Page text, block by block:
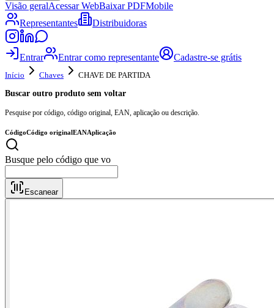
Visão geralAcessar WebBaixar PDFMobile
Representantes
Distribuidoras
Entrar Entrar como representante Cadastre-se grátis
Início Chaves
CHAVE DE PARTIDA
Buscar outro produto sem voltar
Pesquise por código, código original, EAN, aplicação ou descrição.
CódigoCódigo originalEANAplicação
Busq
Escanear